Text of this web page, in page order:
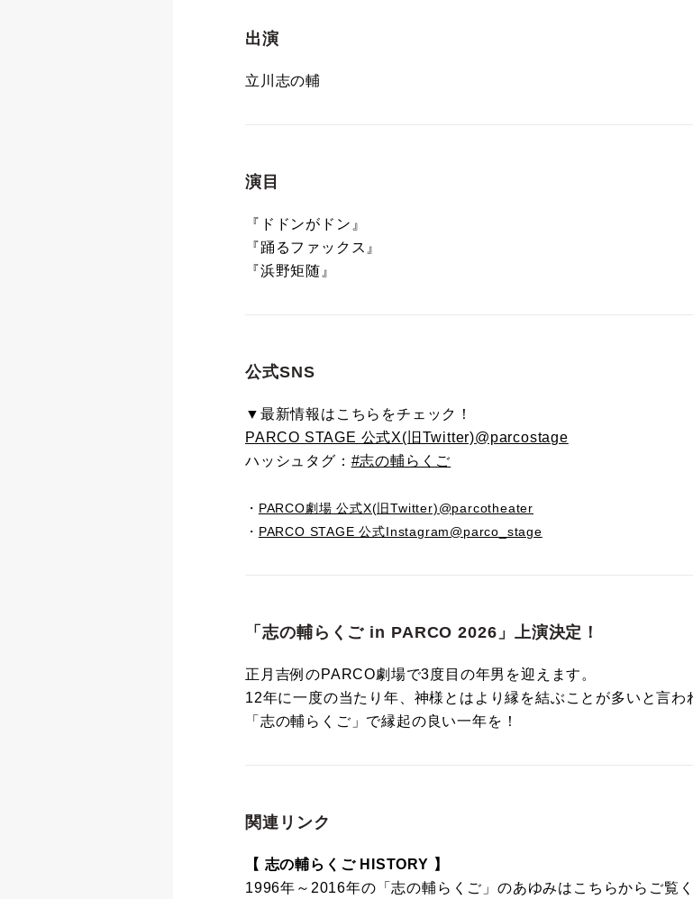
出演
立川志の輔
演目
『ドドンがドン』
『踊るファックス』
『浜野矩随』
公式SNS
▼最新情報はこちらをチェック！
PARCO STAGE 公式X(旧Twitter)@parcostage
ハッシュタグ： #志の輔らくご
・ PARCO劇場 公式X(旧Twitter)@parcotheater
・ PARCO STAGE 公式Instagram@parco_stage
「志の輔らくご in PARCO 2026」上演決定！
正月吉例のPARCO劇場で3度目の年男を迎えます。
12年に一度の当たり年、神様とはより縁を結ぶことが多いと言わ
「志の輔らくご」で縁起の良い一年を！
関連リンク
【 志の輔らくご HISTORY 】
1996年～2016年の「志の輔らくご」のあゆみはこちらからご覧く